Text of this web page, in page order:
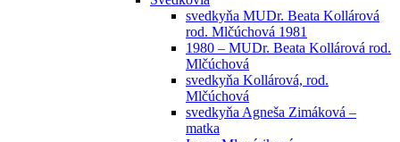
svedkyňa MUDr. Beata Kollárová
rod. Mlčúchová 1981
1980 – MUDr. Beata Kollárová rod.
Mlčúchová
svedkyňa Kollárová, rod.
Mlčúchová
svedkyňa Agneša Zimáková –
matka